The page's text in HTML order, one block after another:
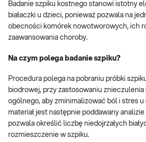
Badanie szpiku kostnego stanowi istotny
białaczki u dzieci, ponieważ pozwala na
obecności komórek nowotworowych, ich
zaawansowania choroby.
Na czym polega badanie szpiku?
Procedura polega na pobraniu próbki
biodrowej, przy zastosowaniu
ogólnego, aby zminimalizować ból i stres u
materiał jest następnie poddawany
pozwala określić liczbę niedojrzałych
rozmieszczenie w szpiku.